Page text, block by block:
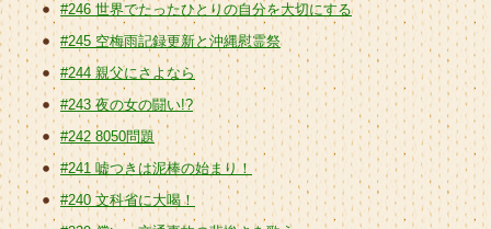
#246 世界でたったひとりの自分を大切にする
#245 空梅雨記録更新と沖縄慰霊祭
#244 親父にさよなら
#243 夜の女の闘い!?
#242 8050問題
#241 嘘つきは泥棒の始まり！
#240 文科省に大喝！